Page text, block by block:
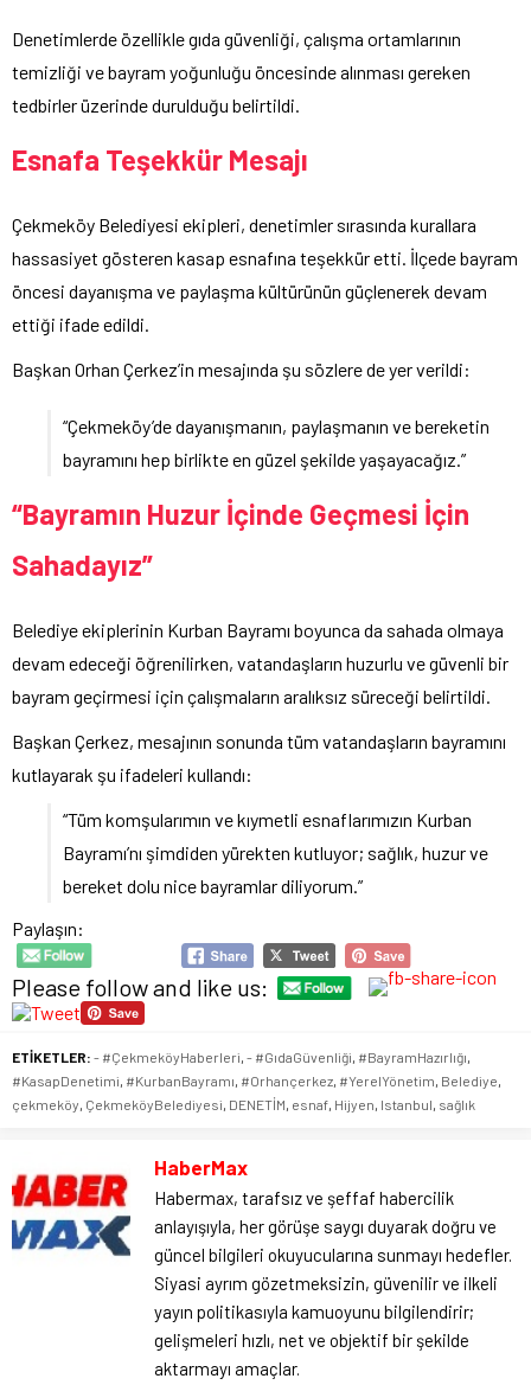
Denetimlerde özellikle gıda güvenliği, çalışma ortamlarının
temizliği ve bayram yoğunluğu öncesinde alınması gereken
tedbirler üzerinde durulduğu belirtildi.
Esnafa Teşekkür Mesajı
Çekmeköy Belediyesi ekipleri, denetimler sırasında kurallara
hassasiyet gösteren kasap esnafına teşekkür etti. İlçede bayram
öncesi dayanışma ve paylaşma kültürünün güçlenerek devam
ettiği ifade edildi.
Başkan Orhan Çerkez’in mesajında şu sözlere de yer verildi:
“Çekmeköy’de dayanışmanın, paylaşmanın ve bereketin
bayramını hep birlikte en güzel şekilde yaşayacağız.”
“Bayramın Huzur İçinde Geçmesi İçin
Sahadayız”
Belediye ekiplerinin Kurban Bayramı boyunca da sahada olmaya
devam edeceği öğrenilirken, vatandaşların huzurlu ve güvenli bir
bayram geçirmesi için çalışmaların aralıksız süreceği belirtildi.
Başkan Çerkez, mesajının sonunda tüm vatandaşların bayramını
kutlayarak şu ifadeleri kullandı:
“Tüm komşularımın ve kıymetli esnaflarımızın Kurban
Bayramı’nı şimdiden yürekten kutluyor; sağlık, huzur ve
bereket dolu nice bayramlar diliyorum.”
Paylaşın:
Please follow and like us:
ETİKETLER: - #ÇekmeköyHaberleri - #GıdaGüvenliği #BayramHazırlığı
#KasapDenetimi #KurbanBayramı #Orhançerkez #YerelYönetim Belediye
çekmeköy ÇekmeköyBelediyesi DENETİM esnaf Hijyen Istanbul sağlık
HaberMax
Habermax, tarafsız ve şeffaf habercilik
anlayışıyla, her görüşe saygı duyarak doğru ve
güncel bilgileri okuyucularına sunmayı hedefler.
Siyasi ayrım gözetmeksizin, güvenilir ve ilkeli
yayın politikasıyla kamuoyunu bilgilendirir;
gelişmeleri hızlı, net ve objektif bir şekilde
aktarmayı amaçlar.